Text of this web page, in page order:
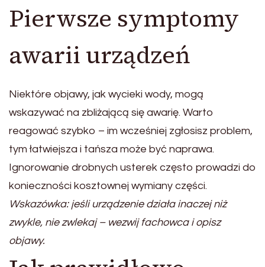
Pierwsze symptomy
awarii urządzeń
Niektóre objawy, jak wycieki wody, mogą
wskazywać na zbliżającą się awarię. Warto
reagować szybko – im wcześniej zgłosisz problem,
tym łatwiejsza i tańsza może być naprawa.
Ignorowanie drobnych usterek często prowadzi do
konieczności kosztownej wymiany części.
Wskazówka: jeśli urządzenie działa inaczej niż
zwykle, nie zwlekaj – wezwij fachowca i opisz
objawy.